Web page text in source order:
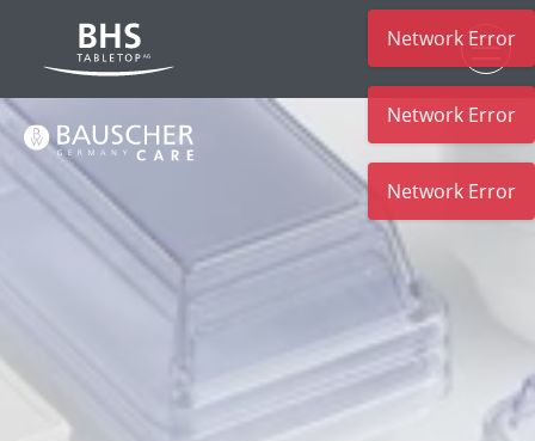
Zum Hauptinhalt
Network Error
Network Error
Network Error